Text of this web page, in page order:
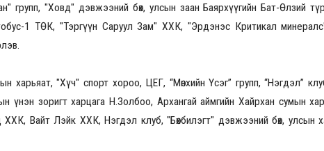
групп, "Ховд" дэвжээний бөх, улсын заан Баярхүүгийн Бат-Өлзий
1 ТӨК, "Тэргүүн Саруул Зам" ХХК, "Эрдэнэс Критикал
харьяат, "Хүч" спорт хороо, ЦЕГ, “Мөнхийн Үсэг” групп, “Нэгдэл” клуб,
үнэн зоригт харцага Н.Золбоо, Архангай аймгийн Хайрхан сумын
Вайт Лэйк ХХК, Нэгдэл клуб, "Бөхбилэгт" дэвжээний бөх, улсын